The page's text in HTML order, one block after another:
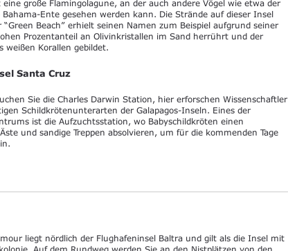
große Flamingolagune, an der auch andere Vögel wie etwa der
Ente gesehen werden kann. Die Strände auf dieser Insel
Beach” erhielt seinen Namen zum Beispiel aufgrund seiner
Prozentanteil an Olivinkristallen im Sand herrührt und der
weißen Korallen gebildet.
Santa Cruz
Sie die Charles Darwin Station, hier erforschen Wissenschaftler
Schildkrötenunterarten der Galapagos-Inseln. Eines der
ist die Aufzuchtsstation, wo Babyschildkröten einen
und sandige Treppen absolvieren, um für die kommenden Tage
liegt nördlich der Flughafeninsel Baltra und gilt als die Insel mit
Auf dem Rundweg werden Sie an den Nistplätzen von den